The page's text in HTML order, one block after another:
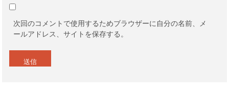
次回のコメントで使用するためブラウザーに自分の名前、メ
ールアドレス、サイトを保存する。